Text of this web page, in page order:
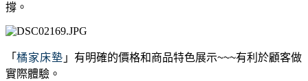
撐。
「 橘家床墊 」有明確的價格和商品特色展示~~~有利於顧客做
實際體驗。